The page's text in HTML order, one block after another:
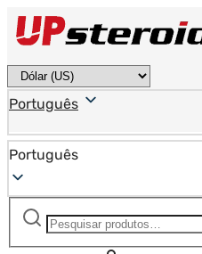
Português
Português
Pesquisar